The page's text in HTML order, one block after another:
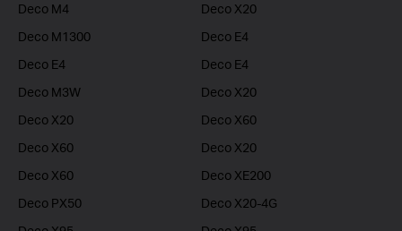
Deco M4
Deco X20
Deco M1300
Deco E4
Deco E4
Deco E4
Deco M3W
Deco X20
Deco X20
Deco X60
Deco X60
Deco X20
Deco X60
Deco XE200
Deco PX50
Deco X20-4G